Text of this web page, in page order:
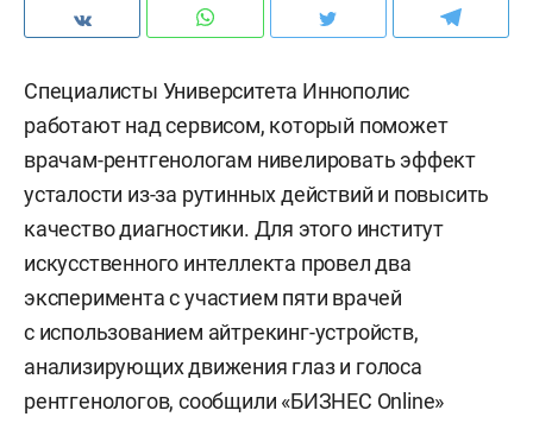
Специалисты Университета Иннополис
работают над сервисом, который поможет
врачам-рентгенологам нивелировать эффект
усталости из-за рутинных действий и повысить
качество диагностики. Для этого институт
искусственного интеллекта провел два
эксперимента с участием пяти врачей
с использованием айтрекинг-устройств,
анализирующих движения глаз и голоса
рентгенологов, сообщили «БИЗНЕС Online»